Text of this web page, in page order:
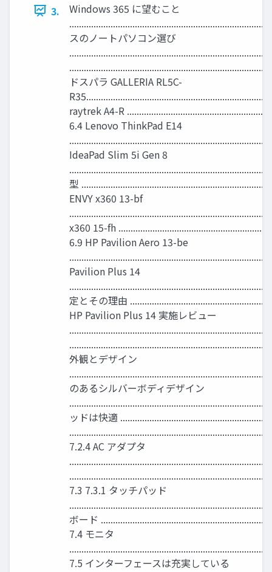
3.
Windows 365 に望むこと
スのノートパソコン選び
ドスパラ GALLERIA RL5C-
raytrek A4-R
6.4 Lenovo ThinkPad E14
IdeaPad Slim 5i Gen 8
型
ENVY x360 13-bf
x360 15-fh
6.9 HP Pavilion Aero 13-be
Pavilion Plus 14
定とその理由
HP Pavilion Plus 14 実施レビュー
外観とデザイン
のあるシルバーボディデザイン
ッドは快適
7.2.4 AC アダプタ
7.3 7.3.1 タッチパッド
ボード
7.4 モニタ
7.5 インターフェースは充実している